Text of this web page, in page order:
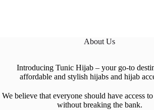
About Us
Introducing Tunic Hijab – your go-to
affordable and stylish hijabs and hijab
We believe that everyone should have access
without breaking the bank.